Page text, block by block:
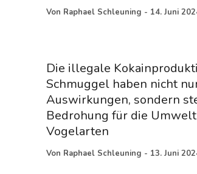
Von Raphael Schleuning - 14. Juni
Die illegale
Schmuggel haben nicht
Auswirkungen, sondern
Bedrohung für die
Vogelarten
Von Raphael Schleuning - 13. Juni